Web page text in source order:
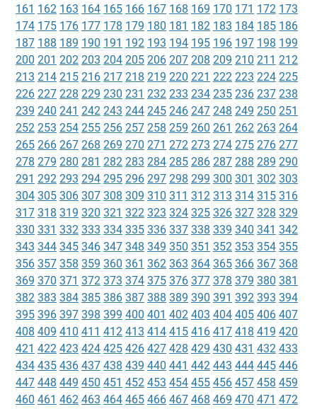
161 162 163 164 165 166 167 168 169 170 171 172 173
174 175 176 177 178 179 180 181 182 183 184 185 186
187 188 189 190 191 192 193 194 195 196 197 198 199
200 201 202 203 204 205 206 207 208 209 210 211 212
213 214 215 216 217 218 219 220 221 222 223 224 225
226 227 228 229 230 231 232 233 234 235 236 237 238
239 240 241 242 243 244 245 246 247 248 249 250 251
252 253 254 255 256 257 258 259 260 261 262 263 264
265 266 267 268 269 270 271 272 273 274 275 276 277
278 279 280 281 282 283 284 285 286 287 288 289 290
291 292 293 294 295 296 297 298 299 300 301 302 303
304 305 306 307 308 309 310 311 312 313 314 315 316
317 318 319 320 321 322 323 324 325 326 327 328 329
330 331 332 333 334 335 336 337 338 339 340 341 342
343 344 345 346 347 348 349 350 351 352 353 354 355
356 357 358 359 360 361 362 363 364 365 366 367 368
369 370 371 372 373 374 375 376 377 378 379 380 381
382 383 384 385 386 387 388 389 390 391 392 393 394
395 396 397 398 399 400 401 402 403 404 405 406 407
408 409 410 411 412 413 414 415 416 417 418 419 420
421 422 423 424 425 426 427 428 429 430 431 432 433
434 435 436 437 438 439 440 441 442 443 444 445 446
447 448 449 450 451 452 453 454 455 456 457 458 459
460 461 462 463 464 465 466 467 468 469 470 471 472